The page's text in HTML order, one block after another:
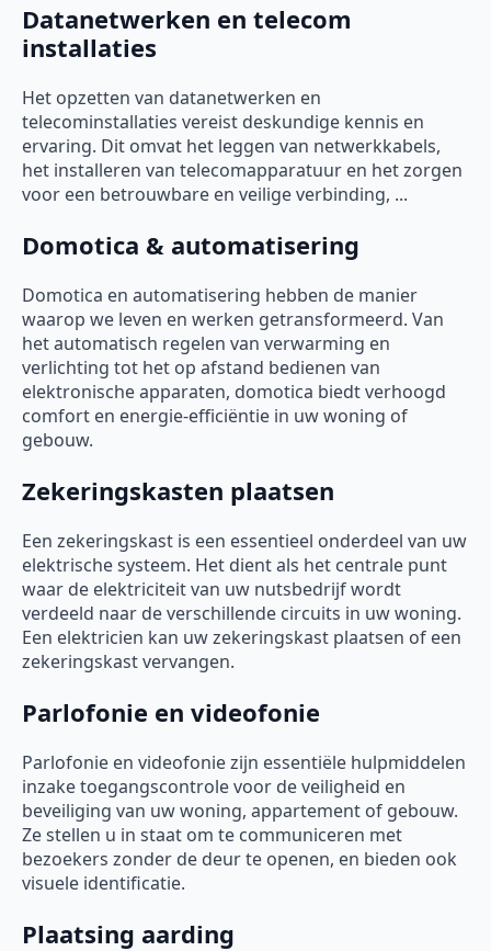
Datanetwerken en telecom
installaties
Het opzetten van datanetwerken en
telecominstallaties vereist deskundige kennis en
ervaring. Dit omvat het leggen van netwerkkabels,
het installeren van telecomapparatuur en het zorgen
voor een betrouwbare en veilige verbinding, ...
Domotica & automatisering
Domotica en automatisering hebben de manier
waarop we leven en werken getransformeerd. Van
het automatisch regelen van verwarming en
verlichting tot het op afstand bedienen van
elektronische apparaten, domotica biedt verhoogd
comfort en energie-efficiëntie in uw woning of
gebouw.
Zekeringskasten plaatsen
Een zekeringskast is een essentieel onderdeel van uw
elektrische systeem. Het dient als het centrale punt
waar de elektriciteit van uw nutsbedrijf wordt
verdeeld naar de verschillende circuits in uw woning.
Een elektricien kan uw zekeringskast plaatsen of een
zekeringskast vervangen.
Parlofonie en videofonie
Parlofonie en videofonie zijn essentiële hulpmiddelen
inzake toegangscontrole voor de veiligheid en
beveiliging van uw woning, appartement of gebouw.
Ze stellen u in staat om te communiceren met
bezoekers zonder de deur te openen, en bieden ook
visuele identificatie.
Plaatsing aarding